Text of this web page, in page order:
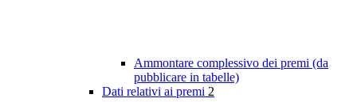
Ammontare complessivo dei premi (da
pubblicare in tabelle)
Dati relativi ai premi 2